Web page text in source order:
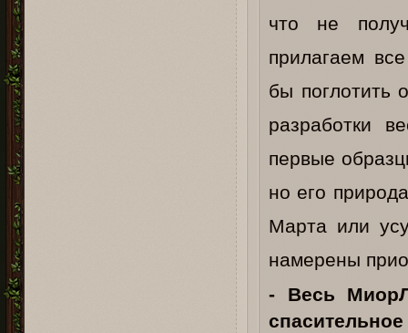
что не
прилагаем
бы поглотить
разработки
первые
но его
Марта или
намерены
- Весь